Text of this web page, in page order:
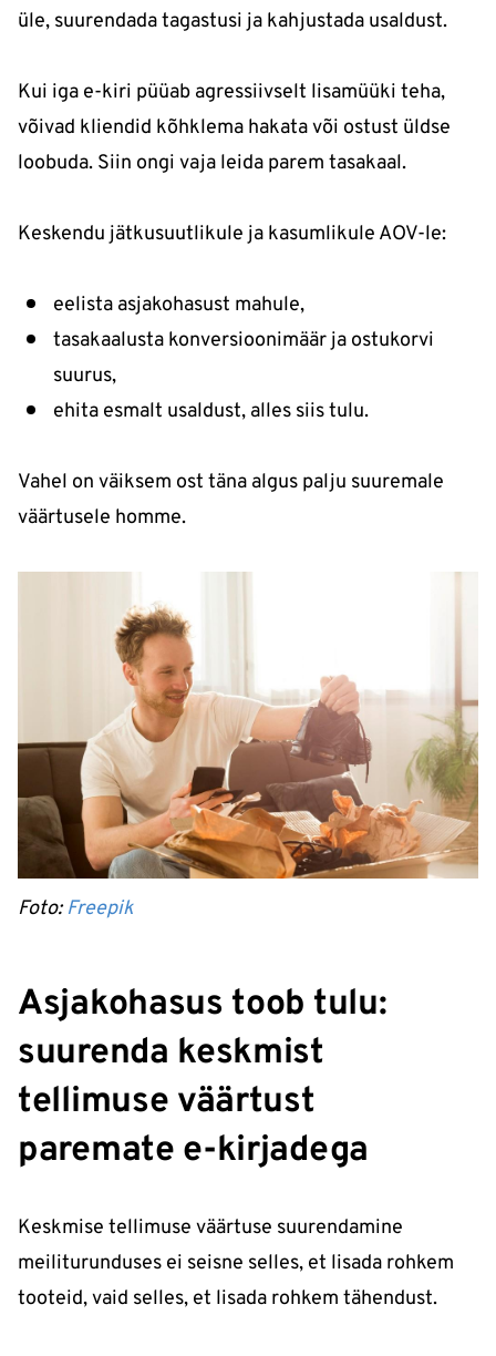
üle, suurendada tagastusi ja kahjustada usaldust.
Kui iga e-kiri püüab agressiivselt lisamüüki teha,
võivad kliendid kõhklema hakata või ostust üldse
loobuda. Siin ongi vaja leida parem tasakaal.
Keskendu jätkusuutlikule ja kasumlikule AOV-le:
eelista asjakohasust mahule,
tasakaalusta konversioonimäär ja ostukorvi
suurus,
ehita esmalt usaldust, alles siis tulu.
Vahel on väiksem ost täna algus palju suuremale
väärtusele homme.
Foto:Freepik
Asjakohasus toob tulu:
suurenda keskmist
tellimuse väärtust
paremate e-kirjadega
Keskmise tellimuse väärtuse suurendamine
meiliturunduses ei seisne selles, et lisada rohkem
tooteid, vaid selles, et lisada rohkem tähendust.